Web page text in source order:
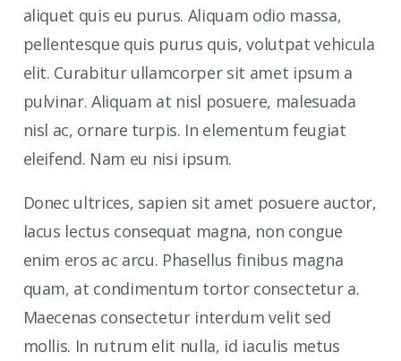
aliquet quis eu purus. Aliquam odio massa,
pellentesque quis purus quis, volutpat vehicula
elit. Curabitur ullamcorper sit amet ipsum a
pulvinar. Aliquam at nisl posuere, malesuada
nisl ac, ornare turpis. In elementum feugiat
eleifend. Nam eu nisi ipsum.
Donec ultrices, sapien sit amet posuere auctor,
lacus lectus consequat magna, non congue
enim eros ac arcu. Phasellus finibus magna
quam, at condimentum tortor consectetur a.
Maecenas consectetur interdum velit sed
mollis. In rutrum elit nulla, id iaculis metus